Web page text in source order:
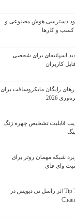
دسترسی هوش مصنوعی و
کسب و کارها
اسپاتیفای برای شخصی
کاربران
رایگان مایکروسافت برای
2026
قابلیت تشخیص چهره زنگ
شبکه مهمان روتر برای
وای فای
سریال Tip Toe اثر راسل تی دیویس در